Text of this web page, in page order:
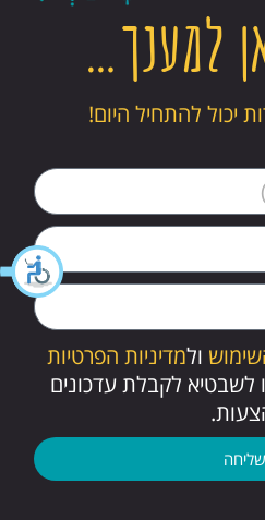
למענך…
יכול להתחיל היום!
ולמדיניות הפרטיות
לשבטיא לקבלת עדכונים
שליחה